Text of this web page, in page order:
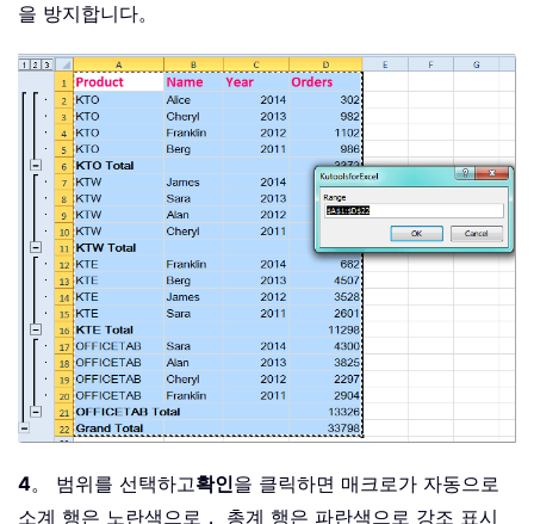
을 방지합니다。
4。 범위를 선택하고확인을 클릭하면 매크로가 자동으로
소계 행은 노란색으로， 총계 행은 파란색으로 강조 표시